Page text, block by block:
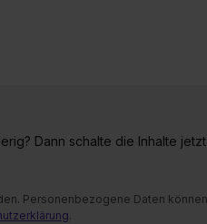
Dann schalte die Inhalte jetzt
Personenbezogene Daten
.
Dann schalte die Inhalte jetzt
Personenbezogene Daten
.